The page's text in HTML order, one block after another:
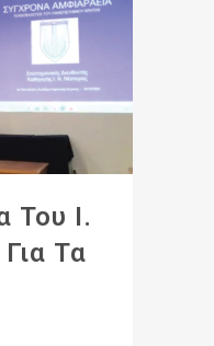
Του Ι.
Τα